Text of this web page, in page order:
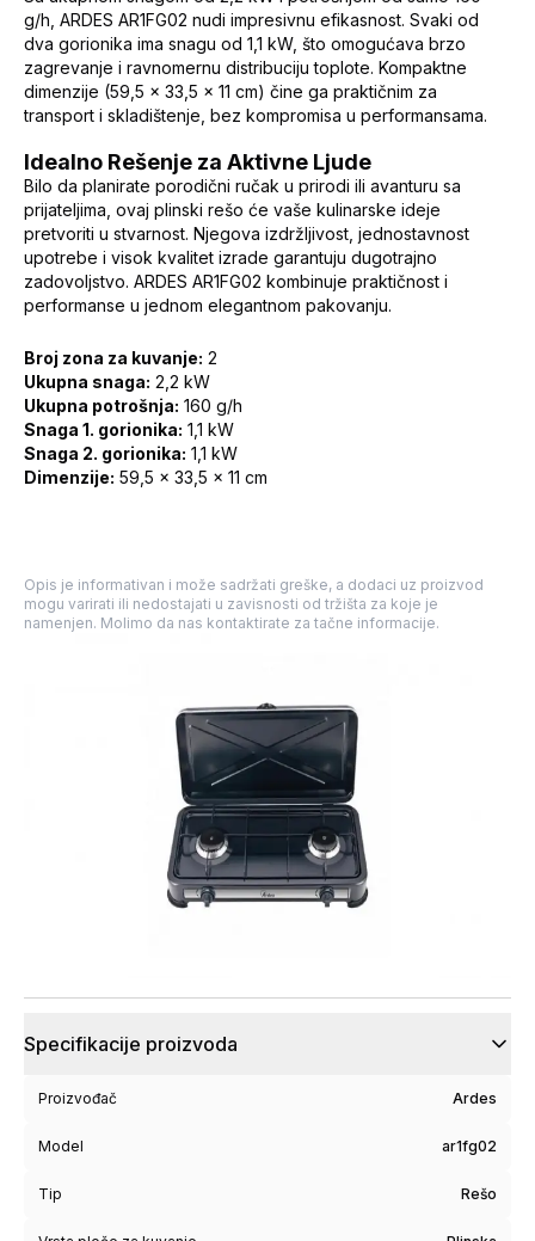
g/h, ARDES AR1FG02 nudi impresivnu efikasnost. Svaki od
dva gorionika ima snagu od 1,1 kW, što omogućava brzo
zagrevanje i ravnomernu distribuciju toplote. Kompaktne
dimenzije (59,5 x 33,5 x 11 cm) čine ga praktičnim za
transport i skladištenje, bez kompromisa u performansama.
Idealno Rešenje za Aktivne Ljude
Bilo da planirate porodični ručak u prirodi ili avanturu sa
prijateljima, ovaj plinski rešo će vaše kulinarske ideje
pretvoriti u stvarnost. Njegova izdržljivost, jednostavnost
upotrebe i visok kvalitet izrade garantuju dugotrajno
zadovoljstvo. ARDES AR1FG02 kombinuje praktičnost i
performanse u jednom elegantnom pakovanju.
Broj zona za kuvanje: 2
Ukupna snaga: 2,2 kW
Ukupna potrošnja: 160 g/h
Snaga 1. gorionika: 1,1 kW
Snaga 2. gorionika: 1,1 kW
Dimenzije: 59,5 x 33,5 x 11 cm
Opis je informativan i može sadržati greške, a dodaci uz proizvod
mogu varirati ili nedostajati u zavisnosti od tržišta za koje je
namenjen. Molimo da nas kontaktirate za tačne informacije.
Specifikacije proizvoda
Proizvođač Ardes
Model ar1fg02
Tip Rešo